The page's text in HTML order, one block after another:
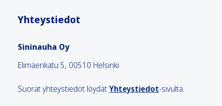
Yhteystiedot
Sininauha Oy
Elimäenkatu 5, 00510 Helsinki
Suorat yhteystiedot löydätYhteystiedot-sivulta.